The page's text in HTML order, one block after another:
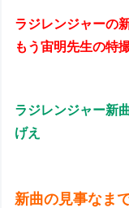
ラジレンジャーの
もう宙明先生の特
ラジレンジャー新
げえ
新曲の見事なま